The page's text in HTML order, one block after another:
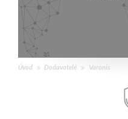
Úvod Dodavatelé Varonis